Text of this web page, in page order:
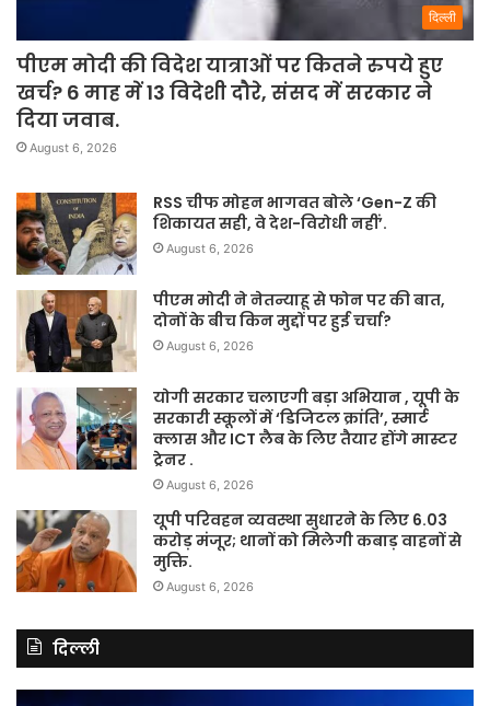
दिल्ली
पीएम मोदी की विदेश यात्राओं पर कितने रुपये हुए
खर्च? 6 माह में 13 विदेशी दौरे, संसद में सरकार ने
दिया जवाब.
August 6, 2026
RSS चीफ मोहन भागवत बोले ‘Gen-Z की
शिकायत सही, वे देश-विरोधी नहीं’.
August 6, 2026
पीएम मोदी ने नेतन्याहू से फोन पर की बात,
दोनों के बीच किन मुद्दों पर हुई चर्चा?
August 6, 2026
योगी सरकार चलाएगी बड़ा अभियान , यूपी के
सरकारी स्कूलों में ‘डिजिटल क्रांति’, स्मार्ट
क्लास और ICT लैब के लिए तैयार होंगे मास्टर
ट्रेनर .
August 6, 2026
यूपी परिवहन व्यवस्था सुधारने के लिए 6.03
करोड़ मंजूर; थानों को मिलेगी कबाड़ वाहनों से
मुक्ति.
August 6, 2026
दिल्ली